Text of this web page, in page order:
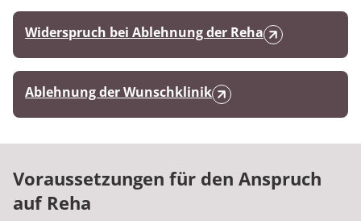
Widerspruch bei Ablehnung der Reha
Ablehnung der Wunschklinik
Voraussetzungen für den Anspruch
auf Reha